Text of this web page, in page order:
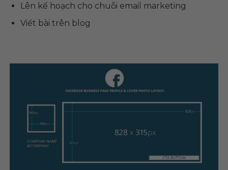
Lên kế hoạch cho chuỗi email marketing
Viết bài trên blog